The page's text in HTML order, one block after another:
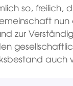
so,
zur
auch